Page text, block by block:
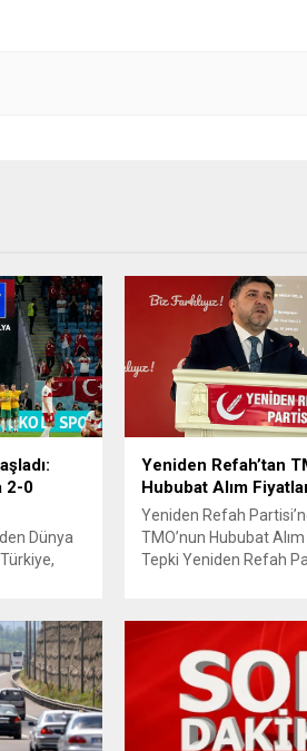
2-0
Dünya
grup
2-0
Yeniden Refah’tan
Hububat Alım
Yeniden Refah
TMO’nun Hububat
Tepki Yeniden Refah
Bayramoğlu, Toprak
Ofisi’nin (TMO)
alım fiyatlarına ilişkin
açıklama yaptı.
açıklanan fiyatların
maliyetlerini